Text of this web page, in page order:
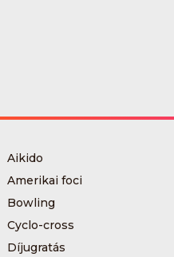
Aikido
Amerikai foci
Bowling
Cyclo-cross
Díjugratás